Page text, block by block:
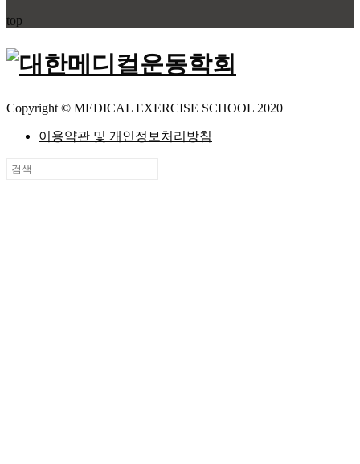
top
Copyright © MEDICAL EXERCISE SCHOOL 2020
이용약관 및 개인정보처리방침